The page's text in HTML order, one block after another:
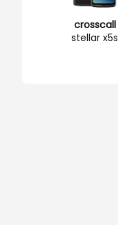
crosscall
stellar x5s